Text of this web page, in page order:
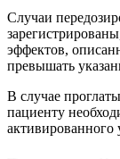
Случаи
эффектов,
превышать
В случае
пациенту
активированного